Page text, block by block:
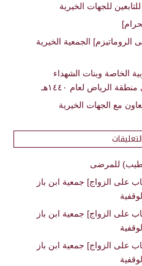
للجهات الخيرية
الجمعية الخيرية
الخاصة وبنات الشهداء
الرياض لعام ١٤٤٠هـ
مع الجهات الخيرية
للمرضى
على الزواج] جمعية ابن باز
على الزواج] جمعية ابن باز
على الزواج] جمعية ابن باز